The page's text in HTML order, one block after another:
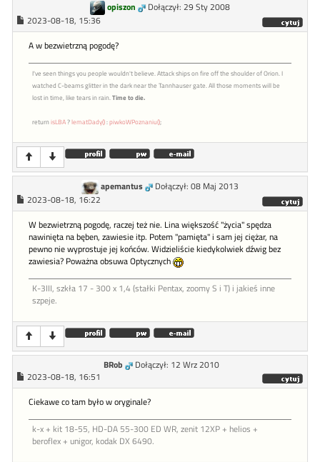
opiszon
Dołączył: 29 Sty 2008
2023-08-18, 15:36
A w bezwietrzną pogodę?
I've seen things you people wouldn't believe. Attack ships on fire off the shoulder of Orion. I
watched C-beams glitter in the dark near the Tannhauser gate. All those moments will be
lost in time, like tears in rain.Time to die.
returnisLBA?lematDady():piwkoWPoznaniu();
apemantus
Dołączył: 08 Maj 2013
2023-08-18, 16:22
W bezwietrzną pogodę, raczej też nie. Lina większość "życia" spędza
nawinięta na bęben, zawiesie itp. Potem "pamięta" i sam jej ciężar, na
pewno nie wyprostuje jej końców. Widzieliście kiedykolwiek dźwig bez
zawiesia? Poważna obsuwa Optycznych
K-3III, szkła 17 - 300 x 1,4 (stałki Pentax, zoomy S i T) i jakieś inne
szpeje.
BRob
Dołączył: 12 Wrz 2010
2023-08-18, 16:51
Ciekawe co tam było w oryginale?
k-x + kit 18-55, HD-DA 55-300 ED WR, zenit 12XP + helios +
beroflex + unigor, kodak DX 6490.